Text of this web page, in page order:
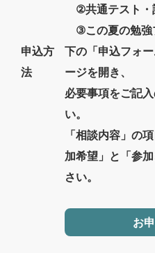
②共通テスト・
③この夏の勉強
申込方
法
下の「申込フォ
ージを開き、
必要事項をご記
い。
「相談内容」の
加希望」と「参
さい。
お